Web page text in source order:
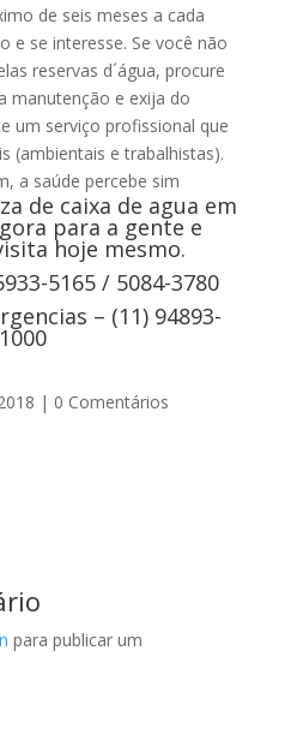
de seis meses a cada
e se interesse. Se você não
reservas d´água, procure
manutenção e exija do
um serviço profissional que
(ambientais e trabalhistas).
a saúde percebe sim
de caixa de agua em
para a gente e
hoje mesmo.
5165 / 5084-3780
– (11) 94893-
1000
| 0 Comentários
para publicar um